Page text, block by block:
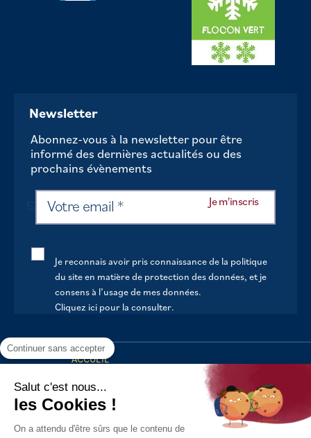
Newsletter
Abonnez-vous à la newsletter pour être
informé des dernières actualités ou des
prochains évènements
Je reconnais avoir pris connaissance de la politique
du site en matière de protection des données, et je
consens à l’usage de mes données.
Cliquez ici pour la consulter.
ACCUEIL
VOTRE MAIRIE
VOTRE QUOTIDIEN
AU FIL DE LA VIE
Continuer sans accepter
Salut c'est nous...
les Cookies !
On a attendu d'être sûrs que le contenu de